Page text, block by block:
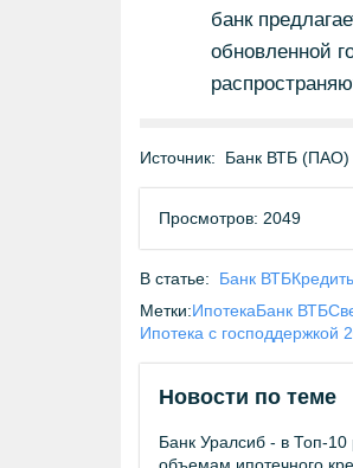
банк
обновленной
Источник: Банк ВТБ
Просмотров: 2049
В статье: Банк ВТБ
Метки:ИпотекаБанк ВТБ
Ипотека с господдержкой
Новости по теме
Банк Уралсиб - в Топ-10